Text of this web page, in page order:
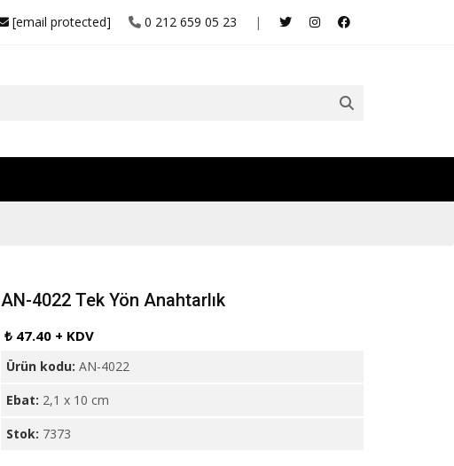
|
0 212 659 05 23
[email protected]
AN-4022 Tek Yön Anahtarlık
₺ 47.40 + KDV
Ürün kodu:AN-4022
Ebat: 2,1 x 10 cm
Stok: 7373